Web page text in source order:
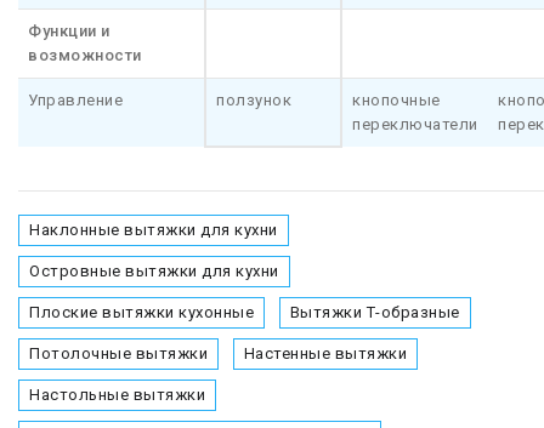
Функции и
возможности
Управление ползунок
кнопочные
переключатели
Наклонные вытяжки для кухни
Островные вытяжки для кухни
Плоские вытяжки кухонные Вытяжки Т-образные
Потолочные вытяжки Настенные вытяжки
Настольные вытяжки